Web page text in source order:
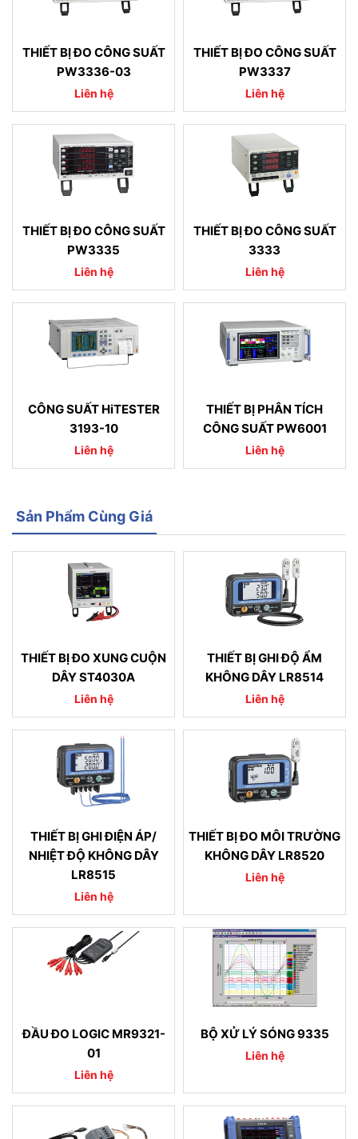
THIẾT BỊ ĐO CÔNG SUẤT
PW3336-03
Liên hệ
THIẾT BỊ ĐO CÔNG SUẤT
PW3337
Liên hệ
THIẾT BỊ ĐO CÔNG SUẤT
PW3335
Liên hệ
THIẾT BỊ ĐO CÔNG SUẤT
3333
Liên hệ
CÔNG SUẤT HiTESTER
3193-10
Liên hệ
THIẾT BỊ PHÂN TÍCH
CÔNG SUẤT PW6001
Liên hệ
Sản Phẩm Cùng Giá
THIẾT BỊ ĐO XUNG CUỘN
DÂY ST4030A
Liên hệ
THIẾT BỊ GHI ĐỘ ẨM
KHÔNG DÂY LR8514
Liên hệ
THIẾT BỊ GHI ĐIỆN ÁP/
NHIỆT ĐỘ KHÔNG DÂY
LR8515
Liên hệ
THIẾT BỊ ĐO MÔI TRƯỜNG
KHÔNG DÂY LR8520
Liên hệ
ĐẦU ĐO LOGIC MR9321-
01
Liên hệ
BỘ XỬ LÝ SÓNG 9335
Liên hệ